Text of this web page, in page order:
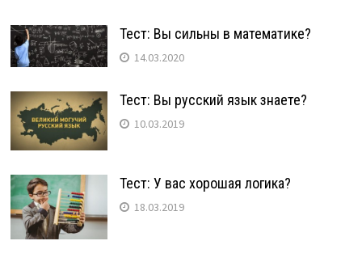
Тест: Вы сильны в математике?
14.03.2020
Тест: Вы русский язык знаете?
10.03.2019
Тест: У вас хорошая логика?
18.03.2019